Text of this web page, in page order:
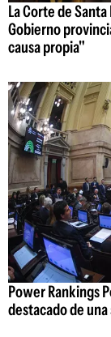
La Corte de
Gobierno
causa propia"
Power Rankings
destacado de